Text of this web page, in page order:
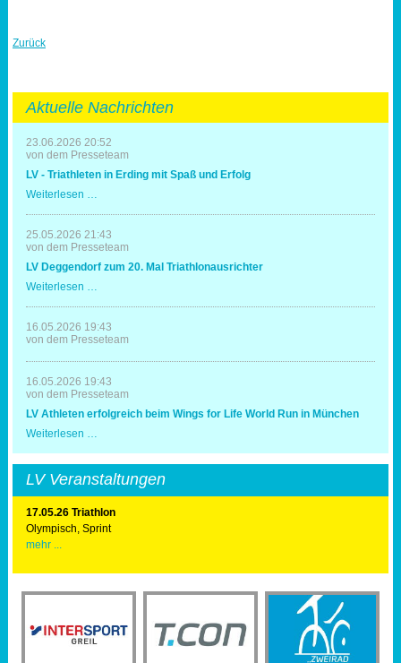
Zurück
Aktuelle Nachrichten
23.06.2026 20:52
von dem Presseteam
LV - Triathleten in Erding mit Spaß und Erfolg
Weiterlesen …
Triathleten
in
Erding
Spaß
Erfolg
25.05.2026 21:43
von dem Presseteam
LV Deggendorf zum 20. Mal Triathlonausrichter
Weiterlesen …
zum
20.
Mal
16.05.2026 19:43
von dem Presseteam
16.05.2026 19:43
von dem Presseteam
LV Athleten erfolgreich beim Wings for Life World Run in München
Weiterlesen …
beim
Wings
for
Life
Run
LV Veranstaltungen
17.05.26 Triathlon
Olympisch, Sprint
mehr ...